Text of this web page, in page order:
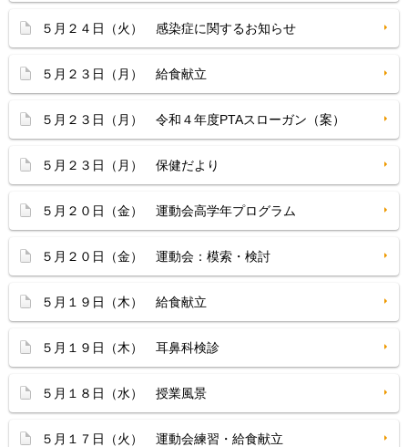
５月２４日（火） 感染症に関するお知らせ
５月２３日（月） 給食献立
５月２３日（月） 令和４年度PTAスローガン（案）
５月２３日（月） 保健だより
５月２０日（金） 運動会高学年プログラム
５月２０日（金） 運動会：模索・検討
５月１９日（木） 給食献立
５月１９日（木） 耳鼻科検診
５月１８日（水） 授業風景
５月１７日（火） 運動会練習・給食献立